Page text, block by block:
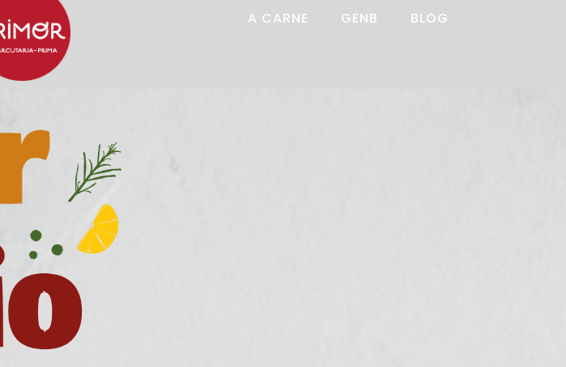
A CARNE GENB BLOG